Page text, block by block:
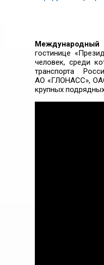
Международный
гостинице
человек, среди
транспорта
АО «ГЛОНАСС»,
крупных